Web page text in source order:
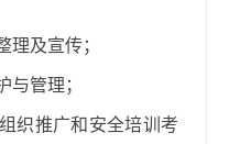
及宣传；
管理；
推广和安全培训考